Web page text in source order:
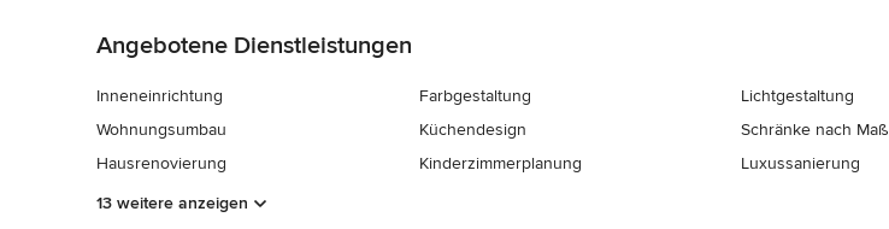
Angebotene Dienstleistungen
Inneneinrichtung
Wohnungsumbau
Hausrenovierung
Farbgestaltung
Küchendesign
Kinderzimmerplanung
Lichtgestaltung
Schränke nach Maß
Luxussanierung
13 weitere anzeigen